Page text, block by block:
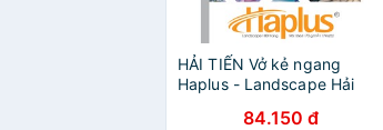
HẢI TIẾN Vở kẻ ngang
Haplus - Landscape Hải
84.150 đ